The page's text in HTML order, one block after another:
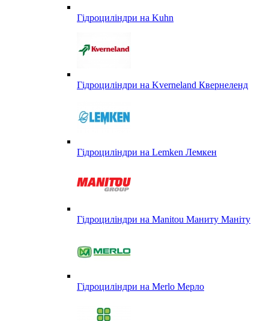
Гідроциліндри на Kuhn
Гідроциліндри на Kverneland Квернеленд
Гідроциліндри на Lemken Лемкен
Гідроциліндри на Manitou Маниту Маніту
Гідроциліндри на Merlo Мерло